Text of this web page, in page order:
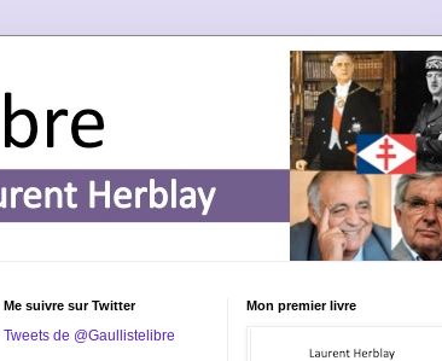
Me suivre sur Twitter
Tweets de @Gaullistelibre
Mon premier livre